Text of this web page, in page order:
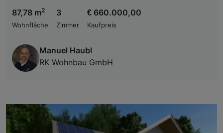
87,78 m2
Wohnfläche
3
Zimmer
€ 660.000,00
Kaufpreis
Manuel Haubl
RK Wohnbau GmbH